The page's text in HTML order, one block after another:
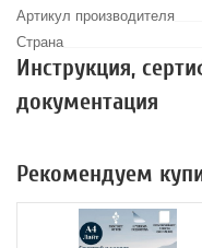
Артикул производителя
Страна
Инструкция,
документация
Рекомендуем